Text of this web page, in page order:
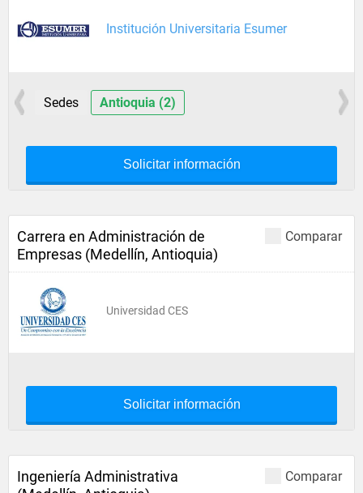
Institución Universitaria Esumer
Sedes Antioquia (2)
Solicitar información
Comparar
Carrera en Administración de
Empresas (Medellín, Antioquia)
Universidad CES
Solicitar información
Comparar
Ingeniería Administrativa